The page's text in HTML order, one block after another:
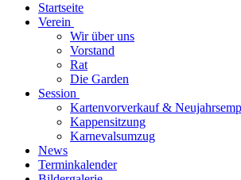
Startseite
Verein
Wir über uns
Vorstand
Rat
Die Garden
Session
Kartenvorverkauf &
Kappensitzung
Karnevalsumzug
News
Terminkalender